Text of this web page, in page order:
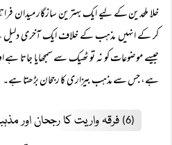
خلا ملحدین کے لیے ایک بہترین سازگار میدان
کر کے انہیں مذہب کے خلاف ایک آخری دلیل
جیسے موضوعات کو نہ تو ٹھیک سے سمجھایا جاتا ہے
ہے، جس سے مذہب بیزاری کا رجحان بڑھتا ہے۔
(6) فرقہ واریت کا رجحان